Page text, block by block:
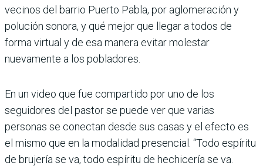
vecinos del barrio Puerto Pabla, por aglomeración y
polución sonora, y qué mejor que llegar a todos de
forma virtual y de esa manera evitar molestar
nuevamente a los pobladores.
En un video que fue compartido por uno de los
seguidores del pastor se puede ver que varias
personas se conectan desde sus casas y el efecto es
el mismo que en la modalidad presencial. “Todo espíritu
de brujería se va, todo espíritu de hechicería se va.